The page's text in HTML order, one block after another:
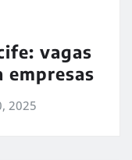
vagas
empresas
2025